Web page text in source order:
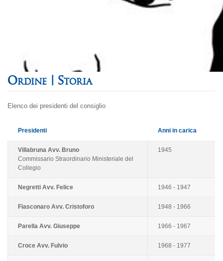
Storia
Elenco dei presidenti del consiglio
Presidenti Anni in carica
Villabruna Avv. Bruno
Commissario Straordinario Ministeriale del
Collegio
1945
Negretti Avv. Felice 1946 - 1947
Fiasconaro Avv. Cristoforo 1948 - 1966
Parella Avv. Giuseppe 1966 - 1967
Croce Avv. Fulvio 1968 - 1977